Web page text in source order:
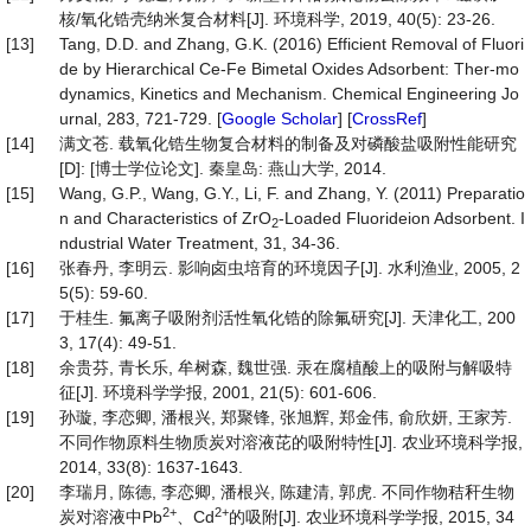
核/氧化锆壳纳米复合材料[J]. 环境科学, 2019, 40(5): 23-26.
[13]
Tang, D.D. and Zhang, G.K. (2016) Efficient Removal of Fluori
de by Hierarchical Ce-Fe Bimetal Oxides Adsorbent: Ther-mo
dynamics, Kinetics and Mechanism. Chemical Engineering Jo
urnal, 283, 721-729. [Google Scholar] [CrossRef]
[14]
满文苍. 载氧化锆生物复合材料的制备及对磷酸盐吸附性能研究
[D]: [博士学位论文]. 秦皇岛: 燕山大学, 2014.
[15]
Wang, G.P., Wang, G.Y., Li, F. and Zhang, Y. (2011) Preparatio
n and Characteristics of ZrO2-Loaded Fluorideion Adsorbent. I
ndustrial Water Treatment, 31, 34-36.
[16]
张春丹, 李明云. 影响卤虫培育的环境因子[J]. 水利渔业, 2005, 2
5(5): 59-60.
[17]
于桂生. 氟离子吸附剂活性氧化锆的除氟研究[J]. 天津化工, 200
3, 17(4): 49-51.
[18]
余贵芬, 青长乐, 牟树森, 魏世强. 汞在腐植酸上的吸附与解吸特
征[J]. 环境科学学报, 2001, 21(5): 601-606.
[19]
孙璇, 李恋卿, 潘根兴, 郑聚锋, 张旭辉, 郑金伟, 俞欣妍, 王家芳.
不同作物原料生物质炭对溶液芘的吸附特性[J]. 农业环境科学报,
2014, 33(8): 1637-1643.
[20]
李瑞月, 陈德, 李恋卿, 潘根兴, 陈建清, 郭虎. 不同作物秸秆生物
炭对溶液中Pb2+ 、Cd2+的吸附[J]. 农业环境科学学报, 2015, 34